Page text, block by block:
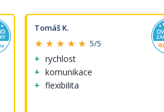
Tomáš K.
★ ★ ★ ★ ★ 5/5
rychlost
komunikace
flexibilita